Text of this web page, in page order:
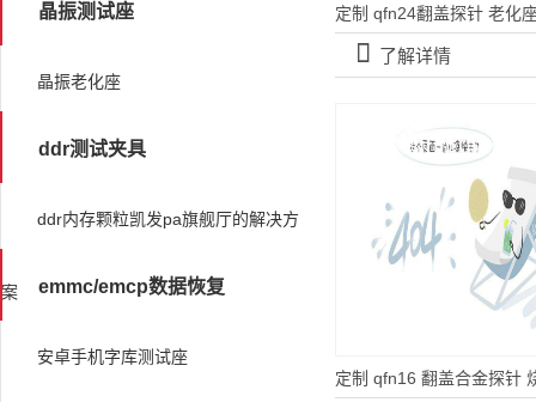
󰀡 了解详情
晶振测试座
晶振老化座
ddr测试夹具
ddr内存颗粒凯发pa旗舰厅的解决方
案 emmc/emcp数据恢复
安卓手机字库测试座